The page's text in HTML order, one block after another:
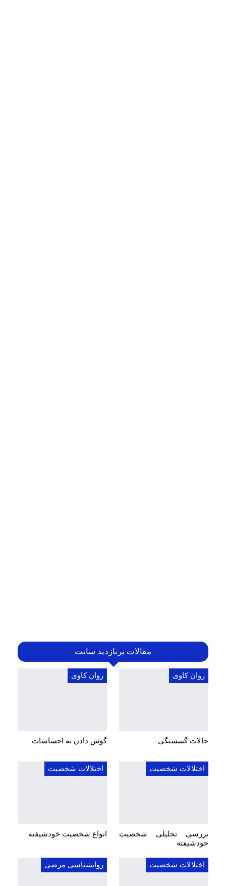
مقالات پربازدید سایت
روان کاوی
حالات گسستگی
روان کاوی
گوش دادن به احساسات
اختلالات شخصیت
بررسی تحلیلی شخصیت
خودشیفته
اختلالات شخصیت
انواع شخصیت خودشیفته
اختلالات شخصیت روانشناسی مرضی